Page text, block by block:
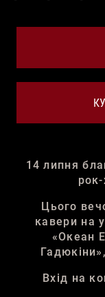
14 липня
рок-
Цього
кавери на
«Океан
Вхід на